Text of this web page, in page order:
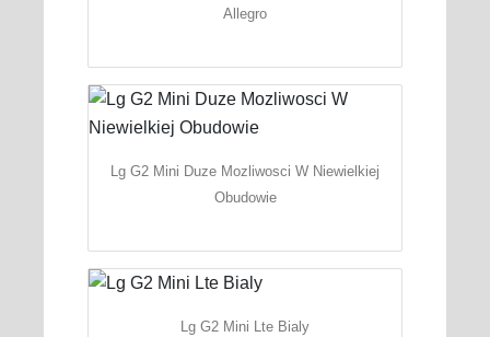
Allegro
Lg G2 Mini Duze Mozliwosci W Niewielkiej
Obudowie
Lg G2 Mini Lte Bialy